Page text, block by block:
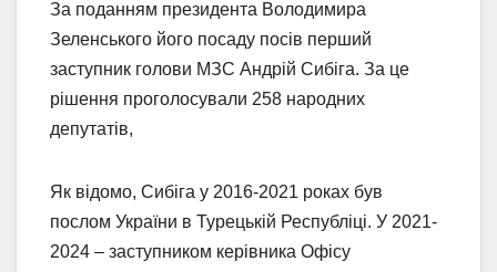
За поданням президента Володимира
Зеленського його посаду посів перший
заступник голови МЗС Андрій Сибіга. За це
рішення проголосували 258 народних
депутатів,
Як відомо, Сибіга у 2016-2021 роках був
послом України в Турецькій Республіці. У 2021-
2024 – заступником керівника Офісу